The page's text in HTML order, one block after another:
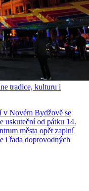
tradice, kulturu i
v Novém Bydžově se
uskuteční od pátku 14.
města opět zaplní
i řada doprovodných